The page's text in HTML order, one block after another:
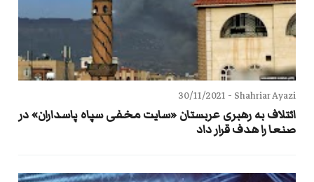
Shahriar Ayazi -
30/11/2021
ائتلاف به رهبری عربستان «سایت مخفی سپاه پاسداران» در
صنعا را هدف قرار داد